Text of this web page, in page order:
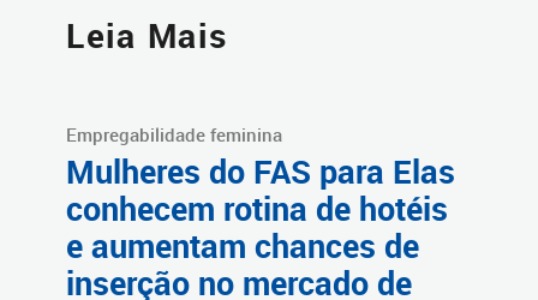
Leia Mais
Empregabilidade feminina
Mulheres do FAS para Elas
conhecem rotina de hotéis
e aumentam chances de
inserção no mercado de